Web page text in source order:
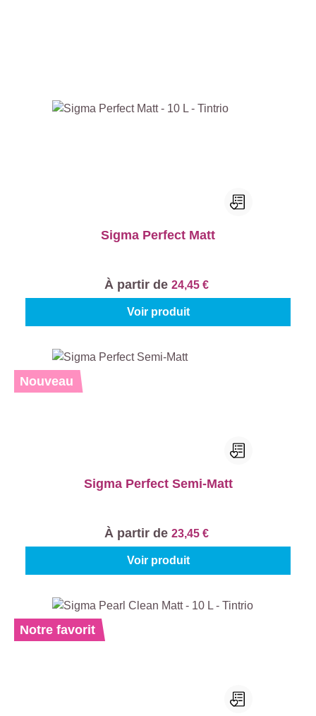
Sigma Perfect Matt
À partir de 24,45 €
Voir produit
Nouveau
Sigma Perfect Semi-Matt
À partir de 23,45 €
Voir produit
Notre favorit